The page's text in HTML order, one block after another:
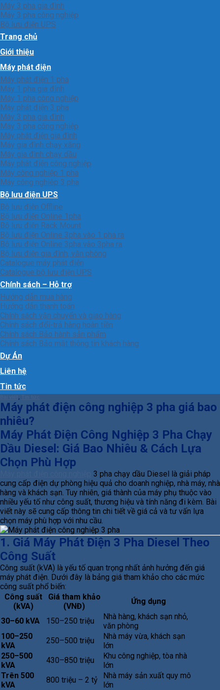
Máy 3 pha gia đình
Máy 3 pha công nghiệp
Bộ lưu điện UPS
Trang chủ
Giới thiệu
Máy phát điện
Máy phát điện 1 pha
Máy 1 pha gia đình
Máy 1 pha công nghiệp
Máy phát điện 3 pha
Máy 3 pha gia đình
Máy 3 pha công nghiệp
Máy phát điện gia đình
Máy gia đình chạy xăng
Máy gia đình chạy dầu
Máy phát điện công nghiệp
Máy công nghiệp 1 pha
Máy công nghiêp 3 pha
Bộ lưu điện UPS
Bộ lưu điện Offline
Bộ lưu điện Online 1pha
Bộ lưu điện Rack Mount
Bộ lưu điện Online 3pha vào 1 pha ra
Bộ lưu điện Online 3pha vào 3pha ra
Bộ lưu điện gia đình, văn phòng
Catalogue máy phát điện
Catalogue bộ lưu điện UPS
Chính sách – Hỗ trợ
Hướng dẫn mua hàng
Hướng dẫn thanh toán
Chính sách vận chuyển và giao hàng
Chính sách đổi-trả hàng hoàn tiền
Chính sách Bảo hành sản phẩm
Chính sách Bảo mật thông tin khách hàng
Dự Án
Liên hệ
Tin tức
,
Máy phát điện công nghiệp 3 pha giá bao
nhiêu?
Máy Phát Điện Công Nghiệp 3 Pha Chạy
Dầu Diesel: Giá Bao Nhiêu & Cách Lựa
Chọn Phù Hợp
3 pha chạy dầu Diesel là giải pháp
cung cấp điện dự phòng hiệu quả cho doanh nghiệp, nhà máy, nhà
hàng và khách sạn. Tuy nhiên, giá thành của máy phụ thuộc vào
nhiều yếu tố như công suất, thương hiệu và tính năng đi kèm. Bài
viết này sẽ cung cấp thông tin chi tiết về giá cả và tư vấn lựa
chọn máy phù hợp với nhu cầu.
1. Giá Máy Phát Điện 3 Pha Diesel Theo
Công Suất
Công suất (kVA) là yếu tố quan trọng nhất ảnh hưởng đến giá
máy phát điện. Dưới đây là bảng giá tham khảo cho các mức
công suất phổ biến:
Công suất
(kVA)
Giá tham khảo
(VNĐ)
Ứng dụng
30–60 kVA 150–250 triệu
Nhà hàng, khách sạn nhỏ,
văn phòng
100–250
kVA
250–500 triệu
Nhà máy vừa, khách sạn
lớn
250–500
kVA
430–850 triệu
Khu công nghiệp, tòa nhà
lớn
Trên 500
kVA
800 triệu – 2 tỷ
Nhà máy sản xuất quy mô
lớn